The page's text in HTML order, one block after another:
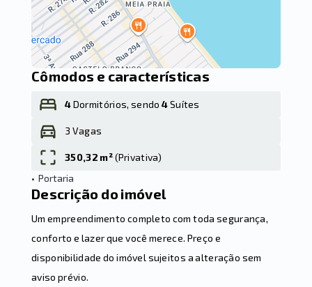
Cômodos e características
4Dormitórios, sendo4Suítes
3 Vagas
350,32 m²(Privativa)
• Portaria
Descrição do imóvel
Um empreendimento completo com toda segurança,
conforto e lazer que você merece. Preço e
disponibilidade do imóvel sujeitos a alteração sem
aviso prévio.